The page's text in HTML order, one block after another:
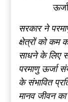
सरकार ने
क्षेत्रों को कम
साधने के लिए
परमाणु ऊर्जा
के संभावित
मानव जीवन का